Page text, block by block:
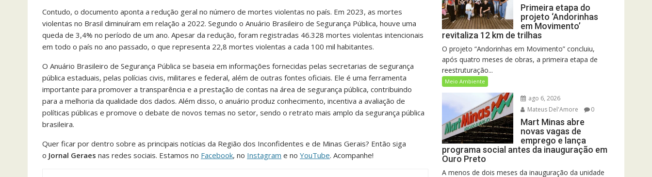
Contudo, o documento aponta a redução geral no número de mortes violentas no país. Em 2023, as mortes
violentas no Brasil diminuíram em relação a 2022. Segundo o Anuário Brasileiro de Segurança Pública, houve uma
queda de 3,4% no período de um ano. Apesar da redução, foram registradas 46.328 mortes violentas intencionais
em todo o país no ano passado, o que representa 22,8 mortes violentas a cada 100 mil habitantes.
O Anuário Brasileiro de Segurança Pública se baseia em informações fornecidas pelas secretarias de segurança
pública estaduais, pelas polícias civis, militares e federal, além de outras fontes oficiais. Ele é uma ferramenta
importante para promover a transparência e a prestação de contas na área de segurança pública, contribuindo
para a melhoria da qualidade dos dados. Além disso, o anuário produz conhecimento, incentiva a avaliação de
políticas públicas e promove o debate de novos temas no setor, sendo o retrato mais amplo da segurança pública
brasileira.
Quer ficar por dentro sobre as principais notícias da Região dos Inconfidentes e de Minas Gerais? Então siga
o Jornal Geraes nas redes sociais. Estamos no Facebook, no Instagram e no YouTube. Acompanhe!
Primeira etapa do
projeto ‘Andorinhas
em Movimento’
revitaliza 12 km de trilhas
O projeto “Andorinhas em Movimento” concluiu,
após quatro meses de obras, a primeira etapa de
reestruturação...
Meio Ambiente
ago 6, 2026
Mateus Del'Amore
0
Mart Minas abre
novas vagas de
emprego e lança
programa social antes da inauguração em
Ouro Preto
A menos de dois meses da inauguração da unidade